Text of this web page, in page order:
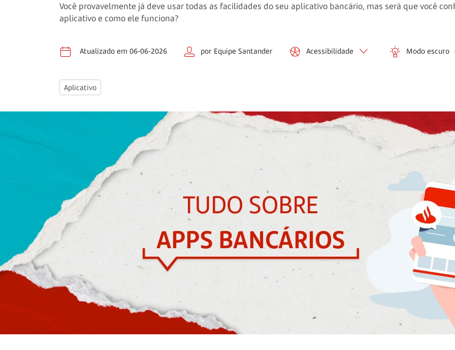
Você provavelmente já deve usar todas as facilidades do seu aplicativo bancário, mas será que você
aplicativo e como ele funciona?
Atualizado em 06-06-2026 por Equipe Santander Acessibilidade Modo escuro
Aplicativo